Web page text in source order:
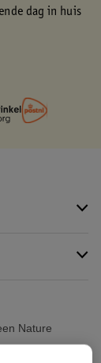
dag in huis
Nature